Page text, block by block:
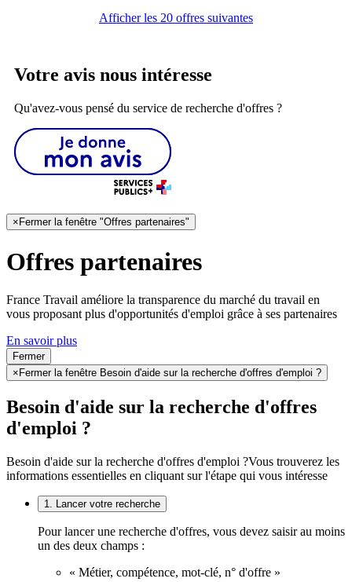
Afficher les 20 offres suivantes
Votre avis nous intéresse
Qu'avez-vous pensé du service de recherche d'offres ?
× Fermer la fenêtre "Offres partenaires"
Offres partenaires
France Travail améliore la transparence du marché du travail en
vous proposant plus d'opportunités d'emploi grâce à ses partenaires
En savoir plus
Fermer
× Fermer la fenêtre Besoin d'aide sur la recherche d'offres d'emploi ?
Besoin d'aide sur la recherche d'offres
d'emploi ?
Besoin d'aide sur la recherche d'offres d'emploi ?Vous trouverez les
informations essentielles en cliquant sur l'étape qui vous intéresse
1. Lancer votre recherche
Pour lancer une recherche d'offres, vous devez saisir au moins
un des deux champs :
« Métier, compétence, mot-clé, n° d'offre »